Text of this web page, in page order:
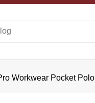
Workwear Pocket Polo